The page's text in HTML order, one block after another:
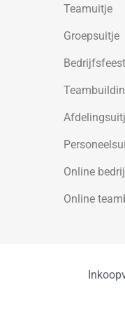
Teamuitje
Groepsuitje
Online
Online